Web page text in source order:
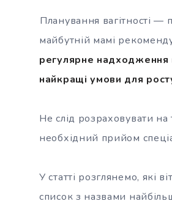
Планування вагітності —
майбутній мамі
регулярне надходження
найкращі умови для
Не слід розраховувати
необхідний прийом
У статті розглянемо, які
список з назвами